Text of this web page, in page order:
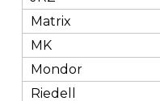
Matrix
MK
Mondor
Riedell